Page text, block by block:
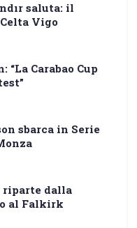
saluta: il
Vigo
Carabao Cup
sbarca in Serie
riparte dalla
al Falkirk